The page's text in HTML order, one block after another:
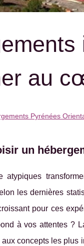
au
Pyrénées
un
atypiques
les dernières
pour ces
à vos attentes ?
concepts les plus